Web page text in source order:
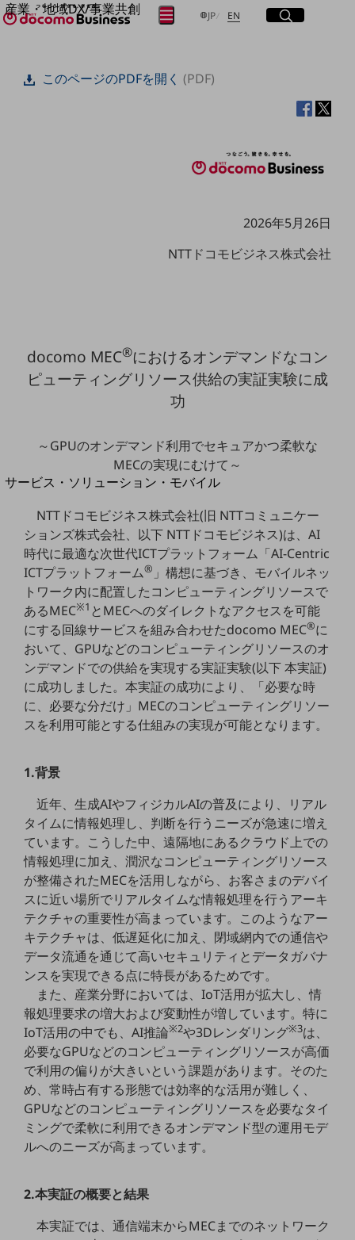
産業・地域DX/事業共創
OPEN HUB for Plural Futures
OPEN HUB for Plural Futuresとは
地域社会を支える皆さまと地域課題の解決や
地域経済のさらなる活性化に取り組みます
自治体・地域社会との共創
LGPF(Local Government Platform)
別ウィンドウで開きます
サービス・ソリューション・モバイル
DXに関する課題を解決する
サービス・ソリューションをご紹介
カテゴリーで探す
カテゴリーで探すTOP
ネットワーク・モバイル
クラウド・データセンター
電話・映像コミュニケーション
セキュリティ
データ利活用
運用管理
業務支援・マーケティング
災害対策・BCP
課題・ニーズで探す
課題・ニーズで探すTOP
コミュニケーション・情報共有
マーケティング
業務効率化
災害対策
職場環境整備
地域共創・地方創生
セキュリティ対策
顧客体験（CX）改善
自動化・省電化
JP日本語
EN Englishサイト内検索
開く
メニュー
開く
フリーワードを入力して探す
フリーワードでNTTドコモビジネスの
検索する
このページのPDFを開く(PDF)
2026年5月26日
NTTドコモビジネス株式会社
docomo MEC®におけるオンデマンドなコン
ピューティングリソース供給の実証実験に成
功
～GPUのオンデマンド利用でセキュアかつ柔軟な
MECの実現にむけて～
NTTドコモビジネス株式会社(旧 NTTコミュニケー
ションズ株式会社、以下 NTTドコモビジネス)は、AI
時代に最適な次世代ICTプラットフォーム「AI-Centric
ICTプラットフォーム® 」構想に基づき、モバイルネッ
トワーク内に配置したコンピューティングリソースで
あるMEC※1 とMECへのダイレクトなアクセスを可能
にする回線サービスを組み合わせたdocomo MEC®に
おいて、GPUなどのコンピューティングリソースのオ
ンデマンドでの供給を実現する実証実験(以下 本実証)
に成功しました。本実証の成功により、「必要な時
に、必要な分だけ」MECのコンピューティングリソー
スを利用可能とする仕組みの実現が可能となります。
1.背景
近年、生成AIやフィジカルAIの普及により、リアル
タイムに情報処理し、判断を行うニーズが急速に増え
ています。こうした中、遠隔地にあるクラウド上での
情報処理に加え、潤沢なコンピューティングリソース
が整備されたMECを活用しながら、お客さまのデバイ
スに近い場所でリアルタイムな情報処理を行うアーキ
テクチャの重要性が高まっています。このようなアー
キテクチャは、低遅延化に加え、閉域網内での通信や
データ流通を通じて高いセキュリティとデータガバナ
ンスを実現できる点に特長があるためです。
また、産業分野においては、IoT活用が拡大し、情
報処理要求の増大および変動性が増しています。特に
IoT活用の中でも、AI推論※2や3Dレンダリング※3は、
必要なGPUなどのコンピューティングリソースが高価
で利用の偏りが大きいという課題があります。そのた
め、常時占有する形態では効率的な活用が難しく、
GPUなどのコンピューティングリソースを必要なタイ
ミングで柔軟に利用できるオンデマンド型の運用モデ
ルへのニーズが高まっています。
2.本実証の概要と結果
本実証では、通信端末からMECまでのネットワーク